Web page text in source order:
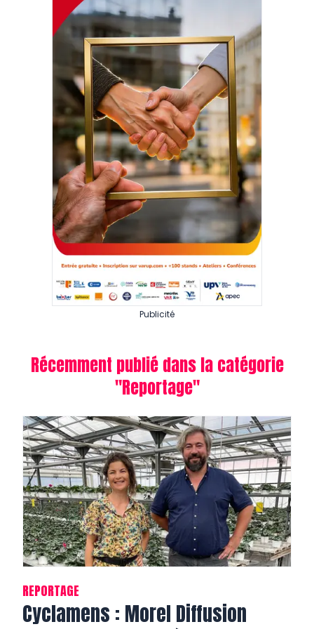
Publicité
Récemment publié dans la catégorie
"Reportage"
REPORTAGE
Cyclamens : Morel Diffusion